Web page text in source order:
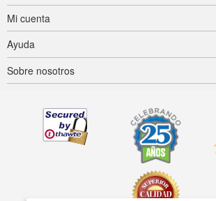
Mi cuenta
Ayuda
Sobre nosotros